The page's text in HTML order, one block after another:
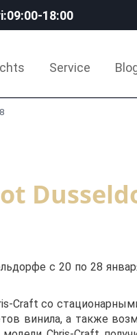
18:00
Service
с 20 по 28
Craft со
винила, а также